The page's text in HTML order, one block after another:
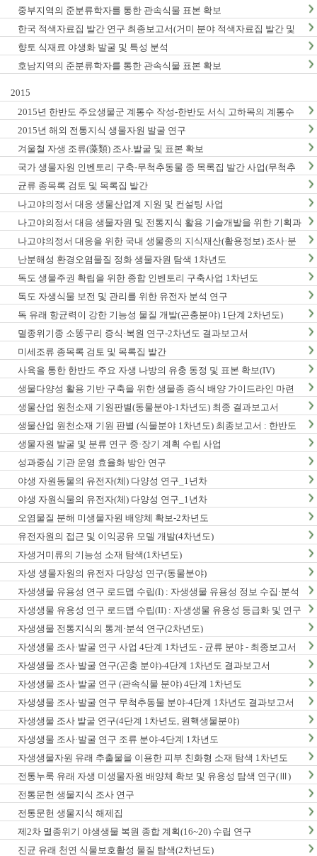
중부지역의 준분류학자를 통한 관속식물 표본 확보
한국 적색자료집 발간 연구 최종보고서(거미 분야 적색자료집 발간 및
적색목록집 영문판 개정)
향토 식재료 야생화 발굴 및 특성 분석
호남지역의 준분류학자를 통한 관속식물 표본 확보
2015
2015년 한반도 주요생물군 계통수 작성-한반도 서식 고하목의 계통수
작성 및 DNA바코드 연구 (1차년도) 최종 결과보고서
2015년 해외 전통지식 생물자원 발굴 연구
겨울철 자생 조류(藻類) 조사.발굴 및 표본 확보
국가 생물자원 인벤토리 구축-무척추동물 종 목록집 발간 사업(무척추
동물-Ⅵ,Ⅶ)
균류 종목록 검토 및 목록집 발간
나고야의정서 대응 생물산업계 지원 및 컨설팅 사업
나고야의정서 대응 생물자원 및 전통지식 활용 기술개발을 위한 기획과
제
나고야의정서 대응을 위한 국내 생물종의 지식재산(활용정보) 조사·분
석 연구(3차년도)
난분해성 환경오염물질 정화 생물자원 탐색 1차년도
독도 생물주권 확립을 위한 종합 인벤토리 구축사업 1차년도
독도 자생식물 보전 및 관리를 위한 유전자 분석 연구
독 유래 항균력이 강한 기능성 물질 개발(곤충분야) 1단계 2차년도)
멸종위기종 소똥구리 증식·복원 연구-2차년도 결과보고서
미세조류 종목록 검토 및 목록집 발간
사육을 통한 한반도 주요 자생 나방의 유충 동정 및 표본 확보(IV)
생물다양성 활용 기반 구축을 위한 생물종 증식 배양 가이드라인 마련
연구(2차년도)
생물산업 원천소재 기원판별(동물분야-1차년도) 최종 결과보고서
생물산업 원천소재 기원 판별 (식물분야 1차년도) 최종보고서 : 한반도
생물다양성 보전 관리 기반 구축 사업
생물자원 발굴 및 분류 연구 중·장기 계획 수립 사업
성과중심 기관 운영 효율화 방안 연구
야생 자원동물의 유전자(체) 다양성 연구_1년차
야생 자원식물의 유전자(체) 다양성 연구_1년차
오염물질 분해 미생물자원 배양체 확보-2차년도
유전자원의 접근 및 이익공유 모델 개발(4차년도)
자생거미류의 기능성 소재 탐색(1차년도)
자생 생물자원의 유전자 다양성 연구(동물분야)
자생생물 유용성 연구 로드맵 수립(I) : 자생생물 유용성 정보 수집·분석
사업
자생생물 유용성 연구 로드맵 수립(II) : 자생생물 유용성 등급화 및 연구
종합계획 수립
자생생물 전통지식의 통계·분석 연구(2차년도)
자생생물 조사·발굴 연구 사업 4단계 1차년도 - 균류 분야 - 최종보고서
자생생물 조사·발굴 연구(곤충 분야)-4단계 1차년도 결과보고서
자생생물 조사·발굴 연구 (관속식물 분야) 4단계 1차년도
자생생물 조사·발굴 연구 무척추동물 분야-4단계 1차년도 결과보고서
자생생물 조사 발굴 연구(4단계 1차년도, 원핵생물분야)
자생생물 조사·발굴 연구 조류 분야-4단계 1차년도
자생생물자원 유래 추출물을 이용한 피부 친화형 소재 탐색 1차년도
전통누룩 유래 자생 미생물자원 배양체 확보 및 유용성 탐색 연구(Ⅲ)
전통문헌 생물지식 조사 연구
전통문헌 생물지식 해제집
제2차 멸종위기 야생생물 복원 종합 계획(16~20) 수립 연구
진균 유래 천연 식물보호활성 물질 탐색(2차년도)